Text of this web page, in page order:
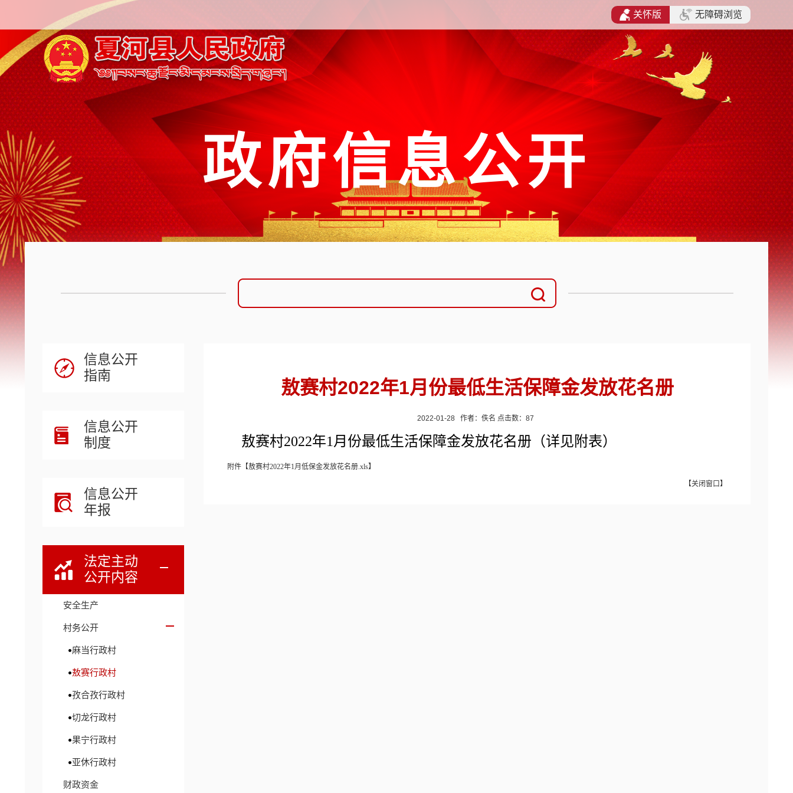
政府信息公开
信息公开
指南
信息公开
制度
信息公开
年报
法定主动
公开内容
安全生产
村务公开
麻当行政村
敖赛行政村
孜合孜行政村
切龙行政村
果宁行政村
亚休行政村
财政资金
敖赛村2022年1月份最低生活保障金发放花名册
2022-01-28 作者：佚名 点击数： 87
敖赛村2022年1 月份最低生活保障金发放花名册 （详见附表）
附件【敖赛村2022年1月低保金发放花名册.xls】
【关闭窗口】
关怀版 无障碍浏览